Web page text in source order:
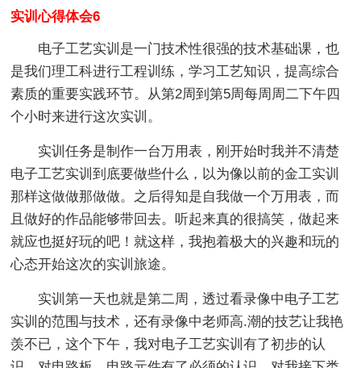
实训心得体会6
电子工艺实训是一门技术性很强的技术基础课，也
是我们理工科进行工程训练，学习工艺知识，提高综合
素质的重要实践环节。从第2周到第5周每周周二下午四
个小时来进行这次实训。
实训任务是制作一台万用表，刚开始时我并不清楚
电子工艺实训到底要做些什么，以为像以前的金工实训
那样这做做那做做。之后得知是自我做一个万用表，而
且做好的作品能够带回去。听起来真的很搞笑，做起来
就应也挺好玩的吧！就这样，我抱着极大的兴趣和玩的
心态开始这次的实训旅途。
实训第一天也就是第二周，透过看录像中电子工艺
实训的范围与技术，还有录像中老师高.潮的技艺让我艳
羡不已，这个下午，我对电子工艺实训有了初步的认